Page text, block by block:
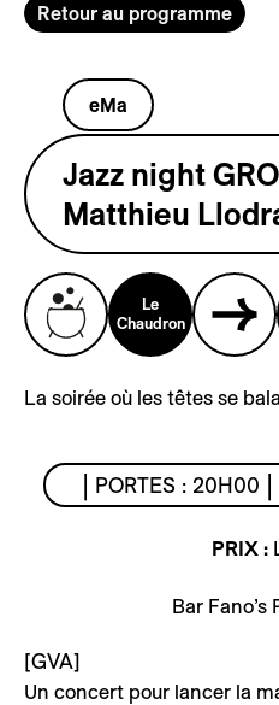
Retour au programme
eMa
Jazz night
Matthieu
Le
Chaudron
La soirée où les têtes se
| PORTES : 20H00
PRIX :
Bar Fano’s
[GVA]
Un concert pour lancer la